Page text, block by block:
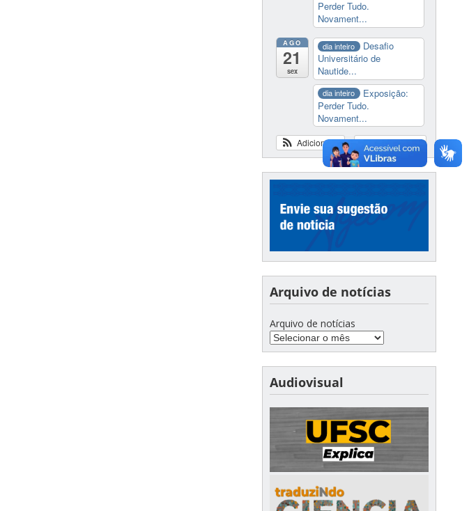
Perder Tudo.
Novament...
AGO
21
sex
dia inteiro
Desafio
Universitário de
Nautide...
dia inteiro
Exposição:
Perder Tudo.
Novament...
Ver calendário
Adicionar
Arquivo de notícias
Arquivo de notícias
Audiovisual